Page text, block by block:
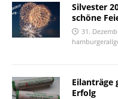
Silvester
schöne
31.
Eilanträge
Erfolg